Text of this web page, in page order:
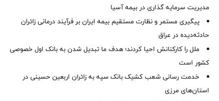
مدیریت سرمایه گذاری در بیمه آسیا
پیگیری مستمر و نظارت مستقیم بیمه ایران بر فرآیند درمانی زائران
حادثه‌دیده در عراق
ملل را کارکنانش احیا کردند؛ هدف ما تبدیل شدن به بانک اول خصوصی
کشور است
خدمت رسانی شعب کشیک بانک سپه به زائران اربعین حسینی در
استان‌‌های مرزی